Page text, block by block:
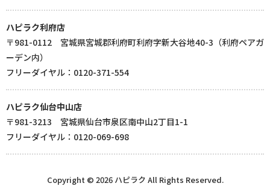
ハピラク利府店
〒981-0112 宮城県宮城郡利府町利府字新大谷地40-3（利府ペアガ
ーデン内）
フリーダイヤル：0120-371-554
ハピラク仙台中山店
〒981-3213 宮城県仙台市泉区南中山2丁目1-1
フリーダイヤル：0120-069-698
Copyright © 2026 ハピラク All Rights Reserved.